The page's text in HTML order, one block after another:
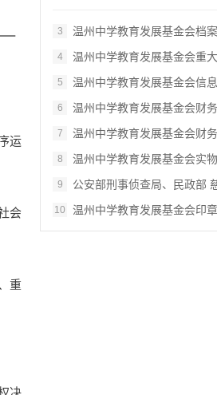
运
会
重
决
3 温州中学教育发展基金会档
4 温州中学教育发展基金会重大事项
5 温州中学教育发展基金会信
6 温州中学教育发展基金会财务内控管
7 温州中学教育发展基金会财
8 温州中学教育发展基金会实物捐赠
9 公安部刑事侦查局、民政部 慈善事业
10 温州中学教育发展基金会印